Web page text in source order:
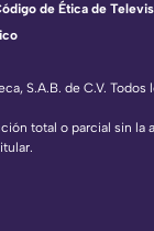
S.A.B. de C.V.
total o parcial sin la
de Ética de